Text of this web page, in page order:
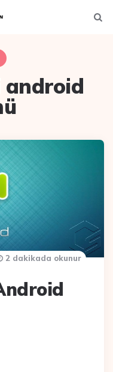
Ara
android
2 dakikada okunur